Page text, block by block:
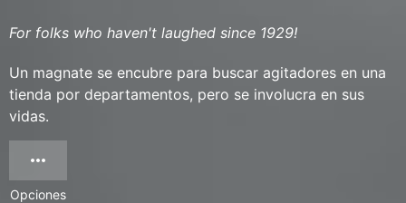
For folks who haven't laughed since 1929!
Un magnate se encubre para buscar agitadores en una
tienda por departamentos, pero se involucra en sus
vidas.
Opciones